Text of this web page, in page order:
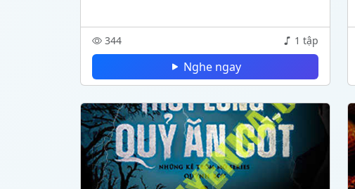
344 1 tập
Nghe ngay